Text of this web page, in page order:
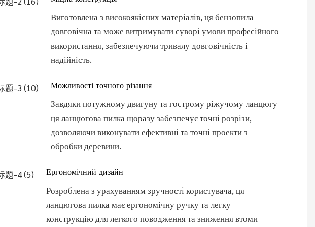
Виготовлена ​​з високоякісних матеріалів, ця бензопила
довговічна та може витримувати суворі умови професійного
використання, забезпечуючи тривалу довговічність і
надійність.
Можливості точного різання
Завдяки потужному двигуну та гострому ріжучому ланцюгу
ця ланцюгова пилка щоразу забезпечує точні розрізи,
дозволяючи виконувати ефективні та точні проекти з
обробки деревини.
Ергономічний дизайн
Розроблена з урахуванням зручності користувача, ця
ланцюгова пилка має ергономічну ручку та легку
конструкцію для легкого поводження та зниження втоми